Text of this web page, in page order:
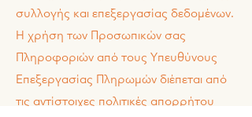
συλλογής και επεξεργασίας δεδομένων.
Η χρήση των Προσωπικών σας
Πληροφοριών από τους Υπευθύνους
Επεξεργασίας Πληρωμών διέπεται από
τις αντίστοιχες πολιτικές απορρήτου